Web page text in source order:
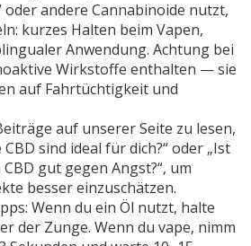
oder andere Cannabinoide nutzt,
kurzes Halten beim Vapen,
Anwendung. Achtung bei
Wirkstoffe enthalten — sie
auf Fahrtüchtigkeit und
auf unserer Seite zu lesen,
sind ideal für dich?“ oder „Ist
gut gegen Angst?“, um
besser einzuschätzen.
Wenn du ein Öl nutzt, halte
der Zunge. Wenn du vape, nimm